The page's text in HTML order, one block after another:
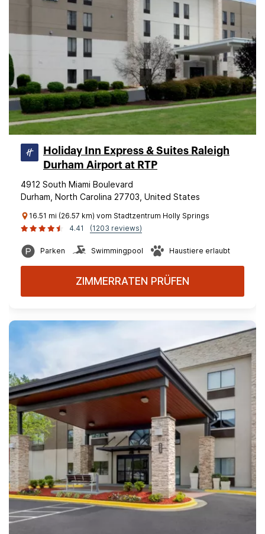
Holiday Inn Express & Suites Raleigh
Durham Airport at RTP
4912 South Miami Boulevard
Durham, North Carolina 27703, United States
16.51 mi (26.57 km) vom Stadtzentrum Holly Springs
4.41
(1203 reviews)
Parken Swimmingpool Haustiere erlaubt
ZIMMERRATEN PRÜFEN